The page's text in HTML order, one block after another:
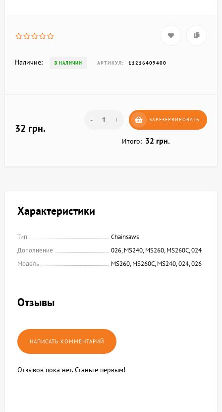
Наличие: В НАЛИЧИИ АРТИКУЛ: 11216409400
32 грн.
- + ЗАРЕЗЕРВИРОВАТЬ
Итого: 32 грн.
Характеристики
Тип
Chainsaws
Дополнение
026, MS240, MS260, MS260C, 024
Модель
MS260, MS260C, MS240, 024, 026
Отзывы
Отзывов пока нет. Станьте первым!